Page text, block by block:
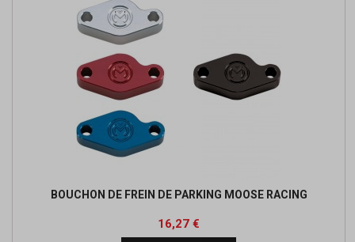
BOUCHON DE FREIN DE PARKING MOOSE RACING
Prix
16,27 €